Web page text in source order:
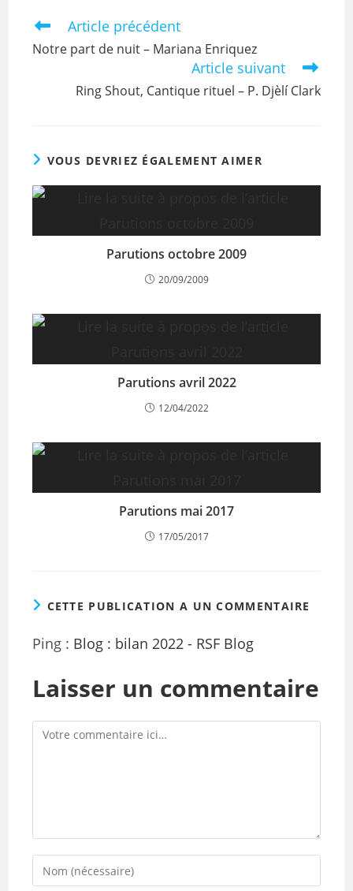
Article précédent
Notre part de nuit – Mariana Enriquez
Article suivant
Ring Shout, Cantique rituel – P. Djèlí Clark
VOUS DEVRIEZ ÉGALEMENT AIMER
Parutions octobre 2009
20/09/2009
Parutions avril 2022
12/04/2022
Parutions mai 2017
17/05/2017
CETTE PUBLICATION A UN COMMENTAIRE
Ping : Blog : bilan 2022 - RSF Blog
Laisser un commentaire